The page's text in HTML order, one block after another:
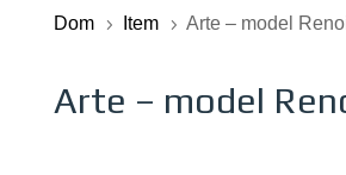
Dom 5 Item 5 Arte – model
Arte – model